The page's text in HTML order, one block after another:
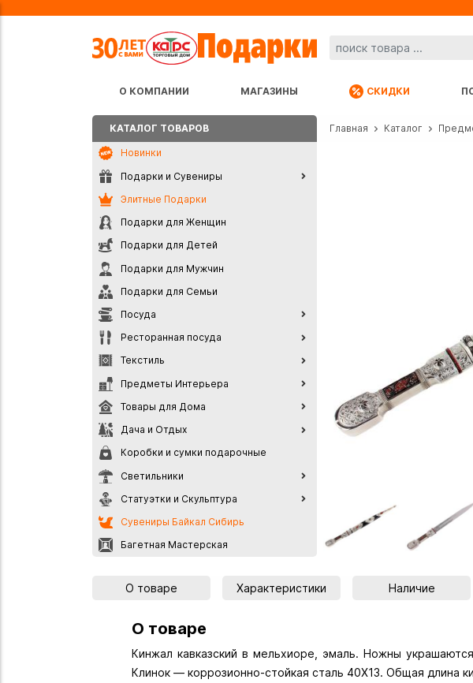
О КОМПАНИИ МАГАЗИНЫ СКИДКИ
КАТАЛОГ ТОВАРОВ
Новинки
Подарки и Сувениры
Элитные Подарки
Подарки для Женщин
Подарки для Детей
Подарки для Мужчин
Подарки для Семьи
Посуда
Ресторанная посуда
Текстиль
Предметы Интерьера
Товары для Дома
Дача и Отдых
Коробки и сумки подарочные
Светильники
Статуэтки и Скульптура
Сувениры Байкал Сибирь
Багетная Мастерская
Главная Каталог
О товаре Характеристики Наличие
О товаре
Кинжал кавказский в мельхиоре, эмаль. Ножны
Клинок — коррозионно-стойкая сталь 40Х13. Общая длина